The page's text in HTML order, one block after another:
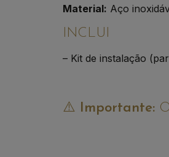
Material: Aço
INCLUI
– Kit de instalação
⚠️ Importante: